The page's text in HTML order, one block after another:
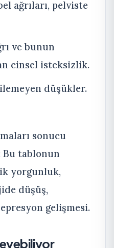
ağrıları, pelviste
ve bunun
cinsel isteksizlik.
düşükler.
sonucu
Bu tablonun
yorgunluk,
düşüş,
gelişmesi.